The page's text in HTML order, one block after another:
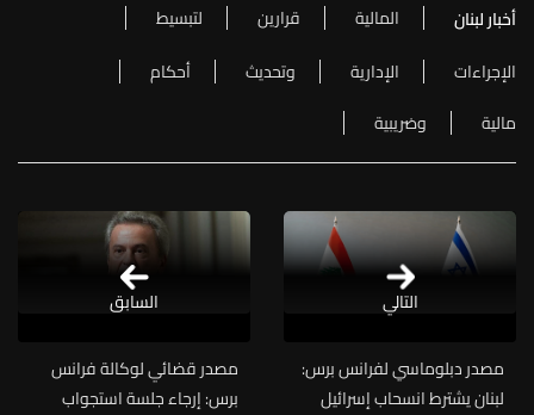
أخبار لبنان المالية قرارين
لتبسيط
الإجراءات
الإدارية وتحديث
أحكام
مالية
وضريبية
التالي
مصدر دبلوماسي لفرانس برس:
لبنان يشترط انسحاب إسرائيل
مصدر قضائي لوكالة فرانس
برس: إرجاء جلسة استجواب
السابق